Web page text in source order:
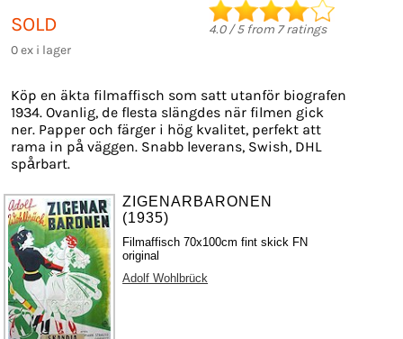
SOLD
0 ex i lager
4.0/5from 7ratings
Köp en äkta filmaffisch som satt utanför biografen
1934. Ovanlig, de flesta slängdes när filmen gick
ner. Papper och färger i hög kvalitet, perfekt att
rama in på väggen. Snabb leverans, Swish, DHL
spårbart.
ZIGENARBARONEN
(1935)
Filmaffisch 70x100cm fint skick FN
original
Adolf Wohlbrück